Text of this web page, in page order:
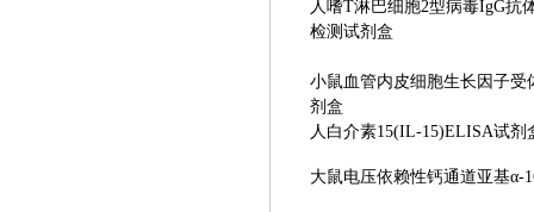
人嗜T淋巴细胞2型病毒IgG抗
检测试剂盒
小鼠血管内皮细胞生长因子受
剂盒
人白介素15(IL-15)ELISA试剂
大鼠电压依赖性钙通道亚基α-